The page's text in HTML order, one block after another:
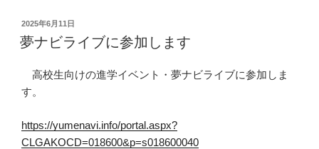
投
稿
日:
2025年6月11日
夢ナビライブに参加します
高校生向けの進学イベント・夢ナビライブに参加しま
す。
https://yumenavi.info/portal.aspx?
CLGAKOCD=018600&p=s018600040